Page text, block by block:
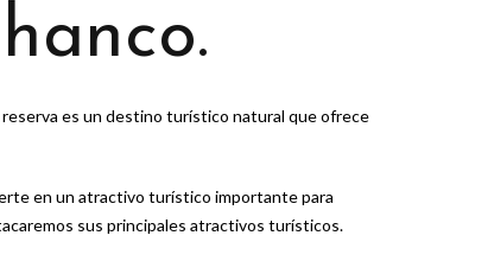
reserva es un destino turístico natural que ofrece
en un atractivo turístico importante para
sus principales atractivos turísticos.